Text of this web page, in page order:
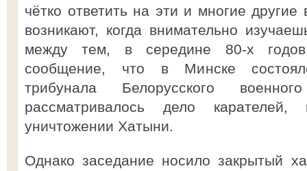
чётко ответить на эти и многие
возникают, когда внимательно
между тем, в середине 80-х
сообщение, что в Минске
трибунала Белорусского
рассматривалось дело
уничтожении Хатыни.
Однако заседание носило закрытый